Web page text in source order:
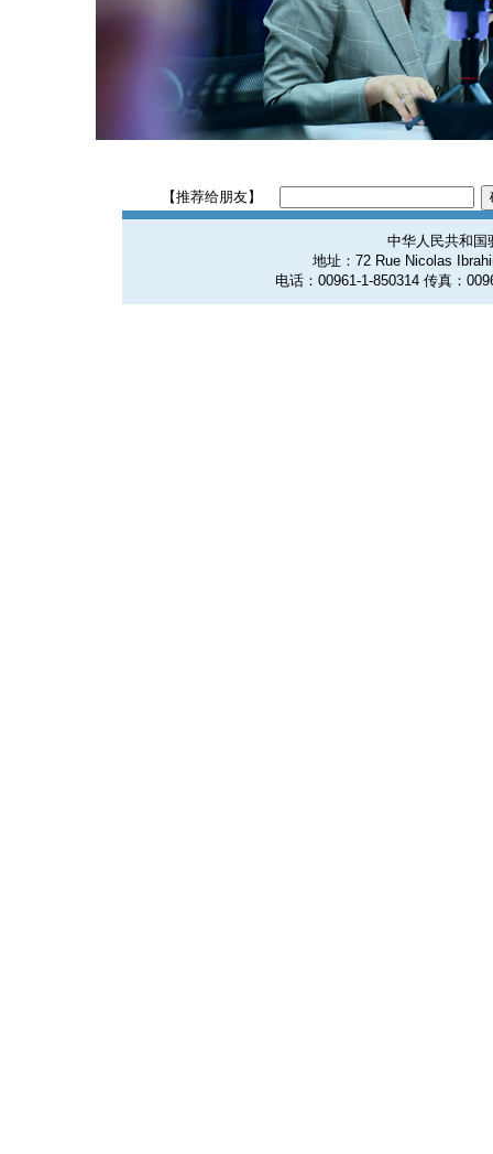
【推荐给朋友】
中华人民共和国
地址：72 Rue Nicolas
电话：00961-1-850314 传真：